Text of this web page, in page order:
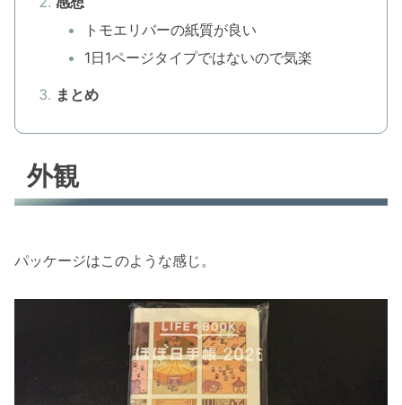
トモエリバーの紙質が良い
1日1ページタイプではないので気楽
まとめ
外観
パッケージはこのような感じ。